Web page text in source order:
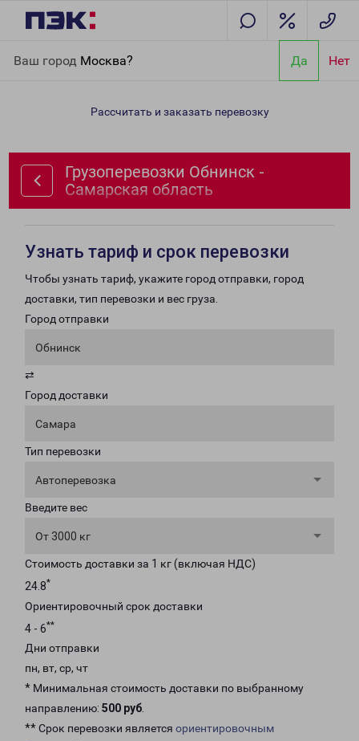
Ваш город Москва? Да Нет
область
Рассчитать и заказать перевозку
Грузоперевозки Обнинск -
Самарская область
Узнать тариф и срок перевозки
Чтобы узнать тариф, укажите город отправки, город
доставки, тип перевозки и вес груза.
Город отправки
Обнинск
⇄
Город доставки
Самара
Тип перевозки
Автоперевозка
Введите вес
От 3000 кг
Стоимость доставки за 1 кг (включая НДС)
24.8*
Ориентировочный срок доставки
4 - 6**
Дни отправки
пн, вт, ср, чт
* Минимальная стоимость доставки по выбранному
направлению: 500 руб.
** Срок перевозки является ориентировочным